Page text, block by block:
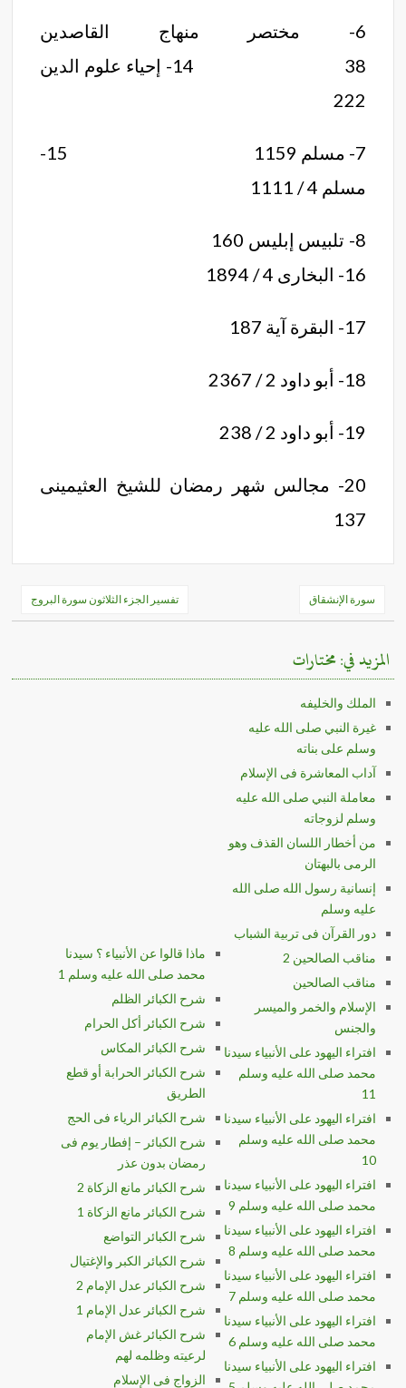
6- مختصر منهاج القاصدين
38 14- إحياء علوم الدين
222
7- مسلم 1159 15-
مسلم 4 / 1111
16- البخارى 4 / 1894
17- البقرة آية 187
18- أبو داود 2 / 2367
19- أبو داود 2 / 238
20- مجالس شهر رمضان للشيخ العثيمينى
137
تصفّح
المقالات
سورة الإنشقاق تفسير الجزء الثلاثون سورة البروج
المزيد في: مختارات
الملك والخليفه
غيرة النبي صلى الله عليه
وسلم على بناته
آداب المعاشرة فى الإسلام
معاملة النبي صلى الله عليه
وسلم لزوجاته
من أخطار اللسان القذف وهو
الرمى بالبهتان
إنسانية رسول الله صلى الله
عليه وسلم
دور القرآن فى تربية الشباب
مناقب الصالحين 2
مناقب الصالحين
الإسلام والخمر والميسر
والجنس
افتراء اليهود على الأنبياء سيدنا
محمد صلى الله عليه وسلم
11
افتراء اليهود على الأنبياء سيدنا
محمد صلى الله عليه وسلم
10
افتراء اليهود على الأنبياء سيدنا
محمد صلى الله عليه وسلم 9
افتراء اليهود على الأنبياء سيدنا
محمد صلى الله عليه وسلم 8
افتراء اليهود على الأنبياء سيدنا
محمد صلى الله عليه وسلم 7
افتراء اليهود على الأنبياء سيدنا
محمد صلى الله عليه وسلم 6
افتراء اليهود على الأنبياء سيدنا
ماذا قالوا عن الأنبياء ؟ سيدنا
محمد صلى الله عليه وسلم 1
شرح الكبائر الظلم
شرح الكبائر أكل الحرام
شرح الكبائر المكاس
شرح الكبائر الحرابة أو قطع
الطريق
شرح الكبائر الرياء فى الحج
شرح الكبائر – إفطار يوم فى
رمضان بدون عذر
شرح الكبائر مانع الزكاة 2
شرح الكبائر مانع الزكاة 1
شرح الكبائر التواضع
شرح الكبائر الكبر والإغتيال
شرح الكبائر عدل الإمام 2
شرح الكبائر عدل الإمام 1
شرح الكبائر غش الإمام
لرعيته وظلمه لهم
الزواج فى الإسلام